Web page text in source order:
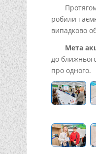
робили
випадково
Мета
до
про одного.